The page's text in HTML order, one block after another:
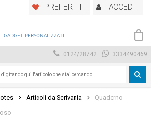
PREFERITI ACCEDI
GADGET PERSONALIZZATI
0124/28742 3334490469
Articoli da Scrivania
Quaderno